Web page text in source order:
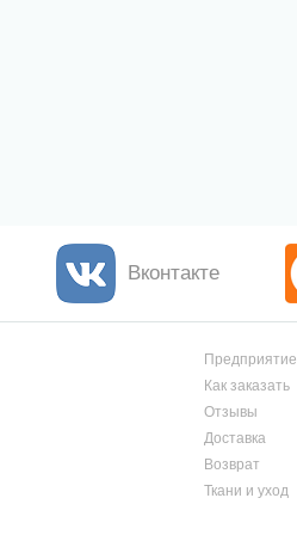
Вконтакте
Предприятие
Как заказать
Отзывы
Доставка
Возврат
Ткани и уход